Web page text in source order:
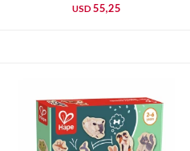
USD 55,25